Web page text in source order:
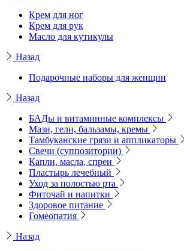
Крем для ног
Крем для рук
Масло для кутикулы
Назад
Подарочные наборы для женщин
Назад
БАДы и витаминные комплексы
Мази, гели, бальзамы, кремы
Тамбуканские грязи и аппликаторы
Свечи (суппозитории)
Капли, масла, спреи
Пластырь лечебный
Уход за полостью рта
Фиточай и напитки
Здоровое питание
Гомеопатия
Назад